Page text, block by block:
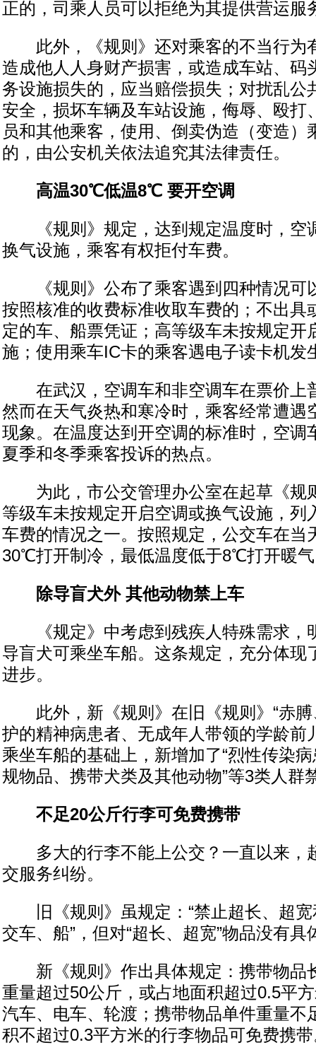
正的，司乘人员可以拒绝为其提供营运服
此外，《规则》还对乘客的不当行为
造成他人人身财产损害，或造成车站、码
务设施损失的，应当赔偿损失；对扰乱公
安全，损坏车辆及车站设施，侮辱、殴打
员和其他乘客，使用、倒卖伪造（变造）
的，由公安机关依法追究其法律责任。
高温30℃低温8℃ 要开空调
《规则》规定，达到规定温度时，空
换气设施，乘客有权拒付车费。
《规则》公布了乘客遇到四种情况可
按照核准的收费标准收取车费的；不出具
定的车、船票凭证；高等级车未按规定开
施；使用乘车IC卡的乘客遇电子读卡机发
在武汉，空调车和非空调车在票价上
然而在天气炎热和寒冷时，乘客经常遭遇
现象。在温度达到开空调的标准时，空调
夏季和冬季乘客投诉的热点。
为此，市公交管理办公室在起草《规
等级车未按规定开启空调或换气设施，列
车费的情况之一。按照规定，公交车在当
30℃打开制冷，最低温度低于8℃打开暖
除导盲犬外 其他动物禁上车
《规定》中考虑到残疾人特殊需求，
导盲犬可乘坐车船。这条规定，充分体现
进步。
此外，新《规则》在旧《规则》“赤膊
护的精神病患者、无成年人带领的学龄前
乘坐车船的基础上，新增加了“烈性传染
规物品、携带犬类及其他动物”等3类人群
不足20公斤行李可免费携带
多大的行李不能上公交？一直以来，
交服务纠纷。
旧《规则》虽规定：“禁止超长、超宽
交车、船”，但对“超长、超宽”物品没有具
新《规则》作出具体规定：携带物品
重量超过50公斤，或占地面积超过0.5平
汽车、电车、轮渡；携带物品单件重量不
积不超过0.3平方米的行李物品可免费携